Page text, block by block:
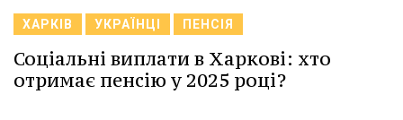
ХАРКІВ УКРАЇНЦІ ПЕНСІЯ
Соціальні виплати в Харкові: хто
отримає пенсію у 2025 році?